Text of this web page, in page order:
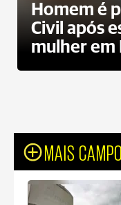
Homem é
Civil após
mulher em
MAIS